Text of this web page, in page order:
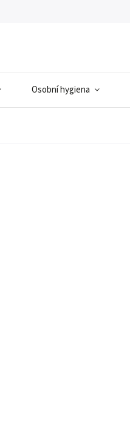
Osobní hygiena